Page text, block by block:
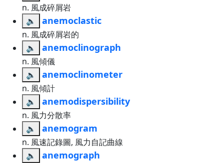
n. 風成碎屑岩
🔈
anemoclastic
n. 風成碎屑岩的
🔈
anemoclinograph
n. 風傾儀
🔈
anemoclinometer
n. 風傾計
🔈
anemodispersibility
n. 風力分散率
🔈
anemogram
n. 風速記錄圖, 風力自記曲線
🔈
anemograph